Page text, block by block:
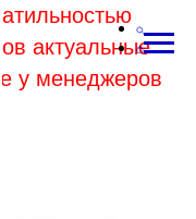
актуальные
у менеджеров